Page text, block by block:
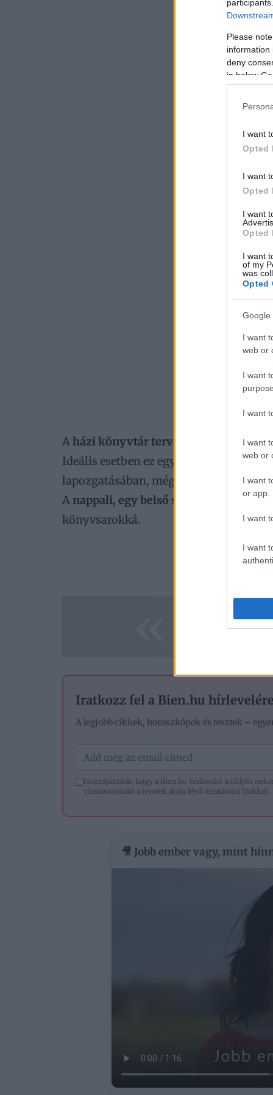
Please
information
deny
in below
I want
Opted
I want
Opted
I want
Opted
I want
of my
was
Opted
Google
I want
web or
I want
I want
I want
web or
I want
or app.
I want
I want
Aházi könyvtár tervezése során
az
Ideális esetben ez egy csendes és
lapozgatásában, mégis elég árnyékolt
A nappali, egy belső szoba vagy akár a
könyvsarokká.
A cikk
Iratkozz fel a Bien.hu
A legjobb cikkek, horoszkópok és tesztek –
Hozzájárulok, hogy a Bien.hu hírlevelet küldjön
visszavonható a levelek alján lévő leiratkozó linkkel.
🎥 Jobb ember vagy, mint